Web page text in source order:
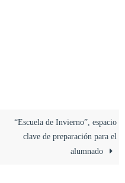
“Escuela de Invierno”, espacio
clave de preparación para el
alumnado